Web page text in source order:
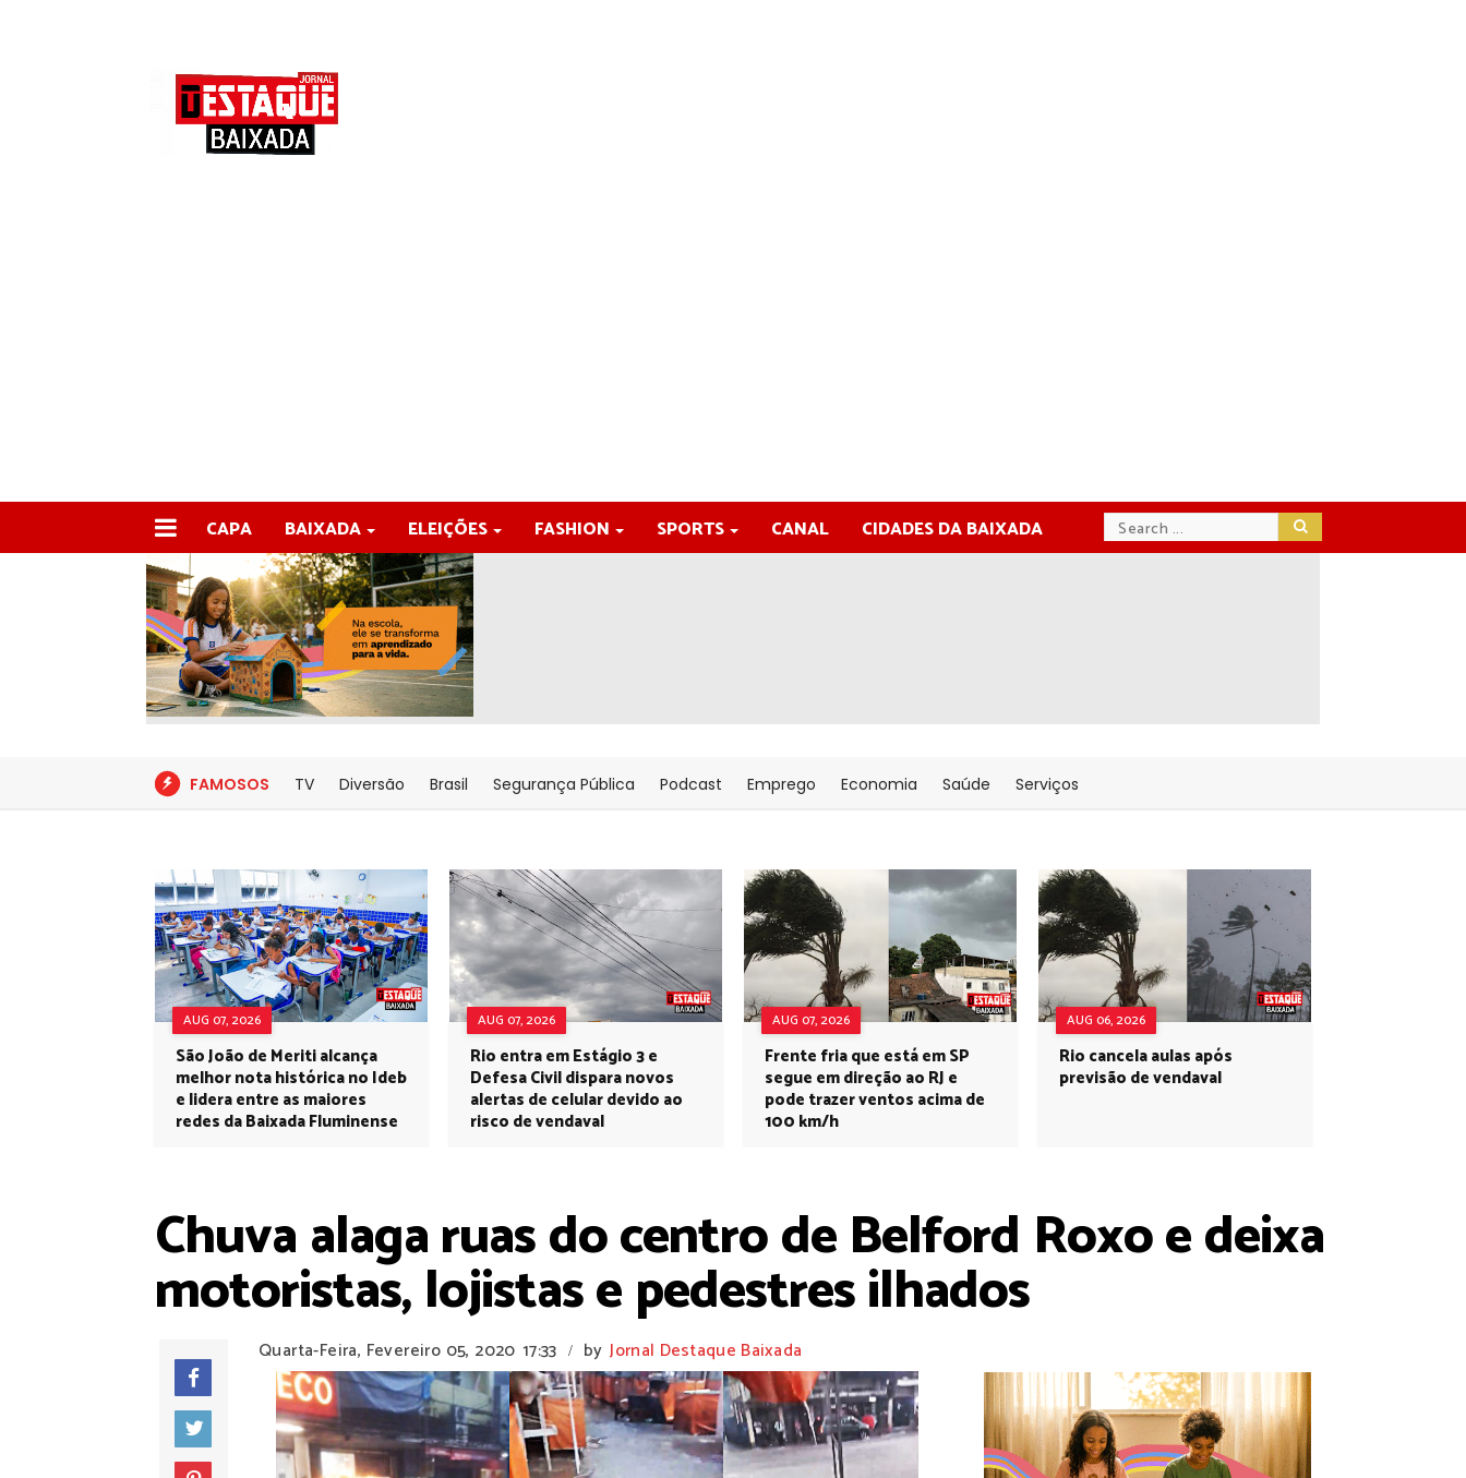
CAPA BAIXADA ELEIÇÕES FASHION SPORTS CANAL CIDADES DA BAIXADA
FAMOSOS TV Diversão Brasil Segurança Pública Podcast Emprego Economia Saúde Serviços
AUG 07, 2026
São João de Meriti alcança
melhor nota histórica no Ideb
e lidera entre as maiores
redes da Baixada Fluminense
AUG 07, 2026
Rio entra em Estágio 3 e
Defesa Civil dispara novos
alertas de celular devido ao
risco de vendaval
AUG 07, 2026
Frente fria que está em SP
segue em direção ao RJ e
pode trazer ventos acima de
100 km/h
AUG 06, 2026
Rio cancela aulas após
previsão de vendaval
Chuva alaga ruas do centro de Belford Roxo e deixa
motoristas, lojistas e pedestres ilhados
Quarta-Feira, Fevereiro 05, 2020 17:33 / by Jornal Destaque Baixada